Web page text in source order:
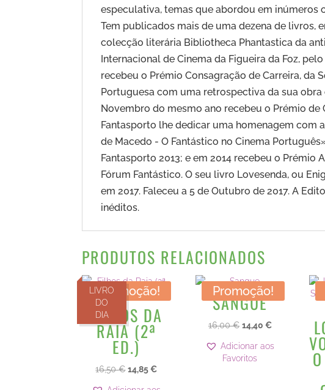
especulativa, temas que abordou em inúmeros
Tem publicados mais de uma dezena de livros,
colecção literária Bibliotheca Phantastica da
Internacional de Cinema da Figueira da Foz,
recebeu o Prémio Consagração de Carreira, da
Portuguesa com uma retrospectiva da sua
Novembro do mesmo ano recebeu o Prémio de
Fantasporto lhe dedicar uma homenagem com
de Macedo - O Fantástico no Cinema
Fantasporto 2013; e em 2014 recebeu o
Fórum Fantástico. O seu livro Lovesenda, ou
em 2017. Faleceu a 5 de Outubro de 2017. A
inéditos.
PRODUTOS RELACIONADOS
LIVRO
DO
DIA
Promoção!
FILHOS DA
RAIA (2ª
ED.)
16,50€ O
14,85€O
Promoção!
SANGUE
16,00€ O
original
era:
14,40 €O
atual
Adicionar aos
Favoritos